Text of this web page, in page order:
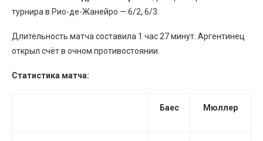
турнира в Рио-де-Жанейро — 6/2, 6/3.
Длительность матча составила 1 час 27 минут. Аргентинец
открыл счёт в очном противостоянии.
Статистика матча:
Баес Мюллер